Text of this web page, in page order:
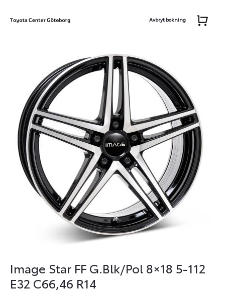
Avbryt bokning
Image Star FF G.Blk/Pol 8×18 5-112
E32 C66,46 R14